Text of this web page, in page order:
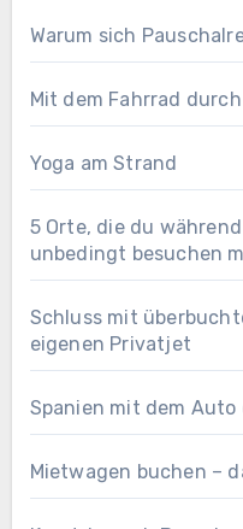
Warum sich
Mit dem Fahrrad
Yoga am Strand
5 Orte, die du
unbedingt besuchen
Schluss mit
eigenen Privatjet
Spanien mit dem Auto
Mietwagen buchen –